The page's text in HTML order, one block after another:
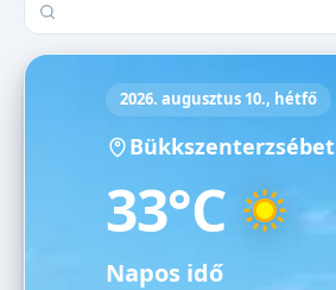
2026. augusztus 10., hétfő
Bükkszenterzsébet
33°C
Napos idő